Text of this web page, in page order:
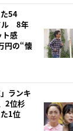
た54
ル 8年
ト感
円の“懐
ランキ
2位杉
1位